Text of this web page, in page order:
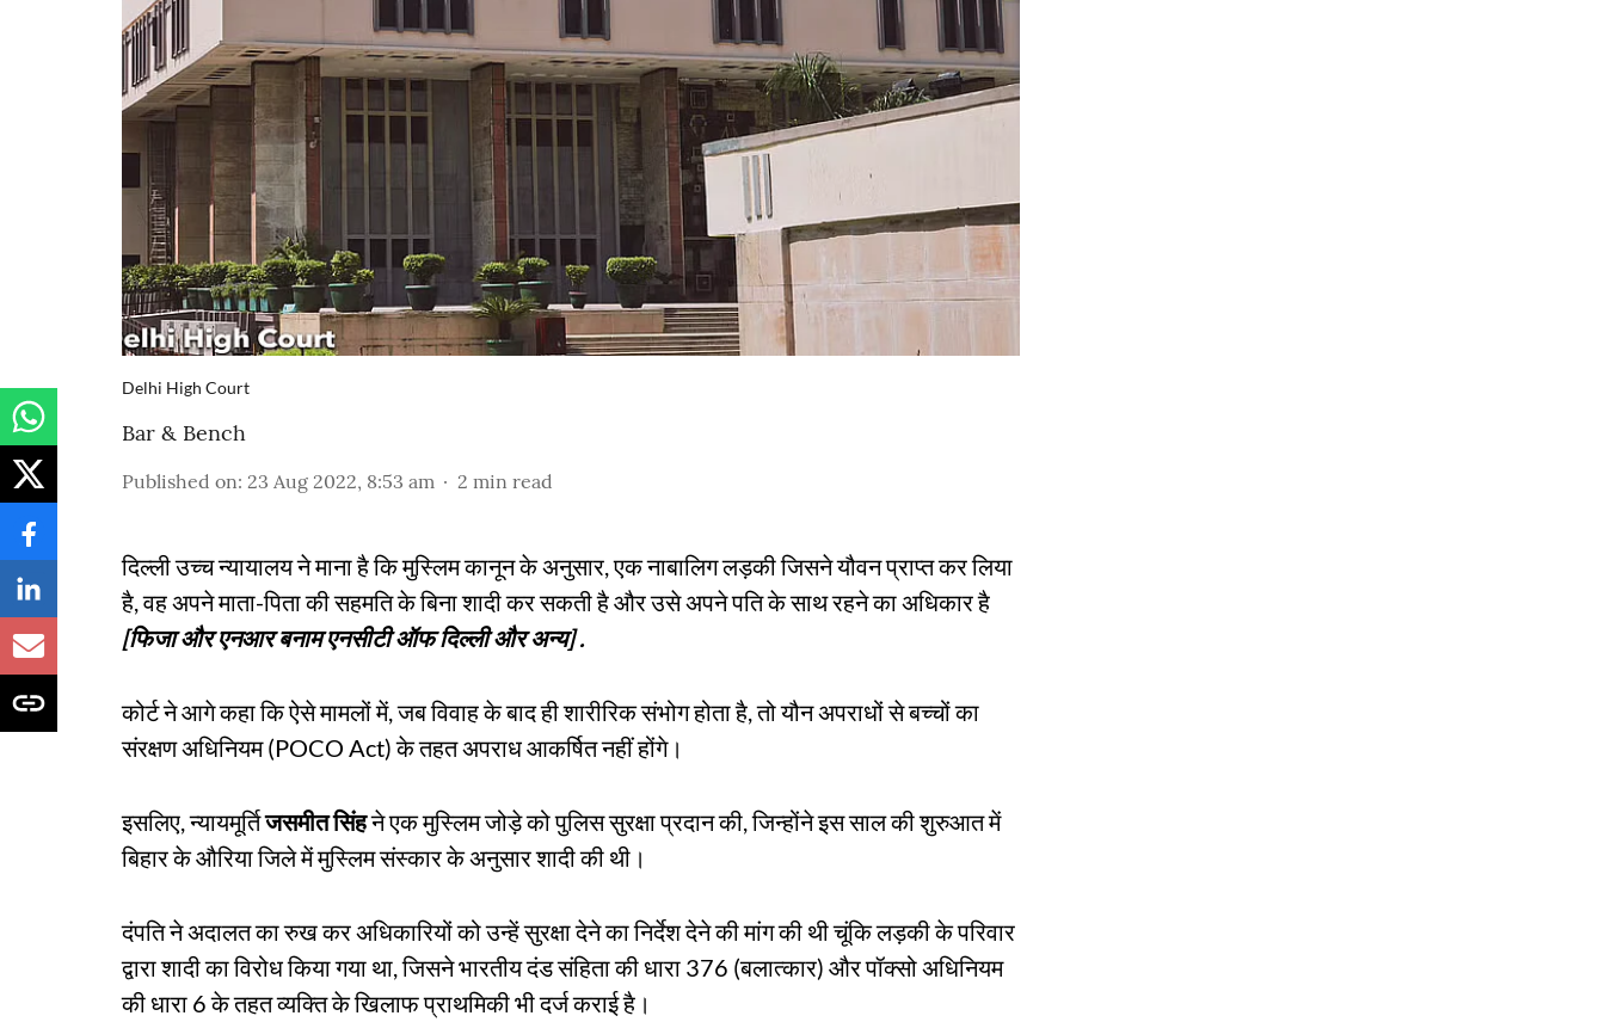
Delhi High Court
Bar & Bench
Published on: 23 Aug 2022, 8:53 am 2 min read
दिल्ली उच्च न्यायालय ने माना है कि मुस्लिम कानून के अनुसार, एक नाबालिग लड़की जिसने यौवन प्राप्त कर लिया
है, वह अपने माता-पिता की सहमति के बिना शादी कर सकती है और उसे अपने पति के साथ रहने का अधिकार है
[फिजा और एनआर बनाम एनसीटी ऑफ दिल्ली और अन्य] .
कोर्ट ने आगे कहा कि ऐसे मामलों में, जब विवाह के बाद ही शारीरिक संभोग होता है, तो यौन अपराधों से बच्चों का
संरक्षण अधिनियम (POCO Act) के तहत अपराध आकर्षित नहीं होंगे।
इसलिए, न्यायमूर्तिजसमीत सिंहने एक मुस्लिम जोड़े को पुलिस सुरक्षा प्रदान की, जिन्होंने इस साल की शुरुआत में
बिहार के औरिया जिले में मुस्लिम संस्कार के अनुसार शादी की थी।
दंपति ने अदालत का रुख कर अधिकारियों को उन्हें सुरक्षा देने का निर्देश देने की मांग की थी चूंकि लड़की के परिवार
द्वारा शादी का विरोध किया गया था, जिसने भारतीय दंड संहिता की धारा 376 (बलात्कार) और पॉक्सो अधिनियम
की धारा 6 के तहत व्यक्ति के खिलाफ प्राथमिकी भी दर्ज कराई है।